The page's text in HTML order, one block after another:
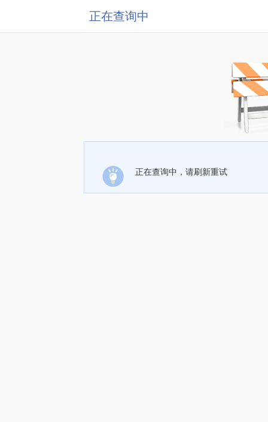
正在查询中
正在查询中，请刷新重试